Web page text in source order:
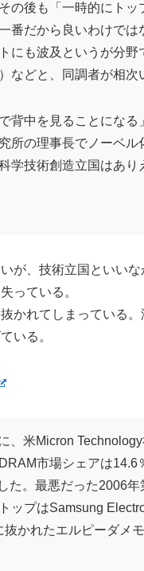
の後も「一時的にトッ
番だから良いわけでは
にも波及というが分野
などと、同調者が相次
背中を見ることになる
所の理事長でノーベル
学技術創造立国はあり
、技術立国といいな
っている。
かれてしまっている
いる。
米Micron
市場シェアは14.6
た。最悪だった2006年
ップはSamsung
かれたエルピーダメ